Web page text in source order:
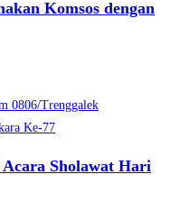
Komsos dengan
Sholawat Hari